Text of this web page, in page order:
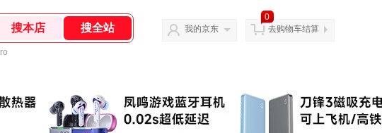
我的京东
0
去购物车结算